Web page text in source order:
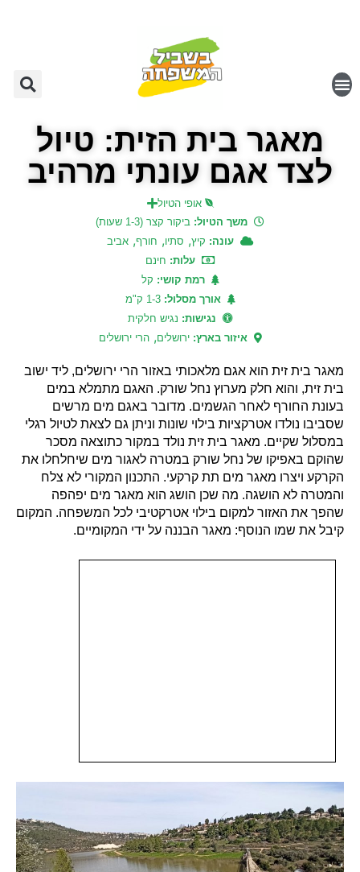
מאגר בית הזית: טיול
לצד אגם עונתי מרהיב
אופי הטיול
משך הטיול: ביקור קצר (1-3 שעות)
עונה: קיץ, סתיו, חורף, אביב
עלות: חינם
רמת קושי: קל
אורך מסלול:1-3 ק"מ
נגישות: נגיש חלקית
איזור בארץ:ירושלים, הרי ירושלים
מאגר בית זית הוא אגם מלאכותי באזור הרי ירושלים, ליד ישוב
בית זית, והוא חלק מערוץ נחל שורק. האגם מתמלא במים
בעונת החורף לאחר הגשמים. מדובר באגם מים מרשים
שסביבו נולדו אטרקציות בילוי שונות וניתן גם לצאת לטיול רגלי
במסלול שקיים. מאגר בית זית נולד במקור כתוצאה מסכר
שהוקם באפיקו של נחל שורק במטרה לאגור מים שיחלחלו את
הקרקע ויצרו מאגר מים תת קרקעי. התכנון המקורי לא צלח
והמטרה לא הושגה. מה שכן הושג הוא מאגר מים יפהפה
שהפך את האזור למקום בילוי אטרקטיבי לכל המשפחה. המקום
קיבל את שמו הנוסף: מאגר הבננה על ידי המקומיים.